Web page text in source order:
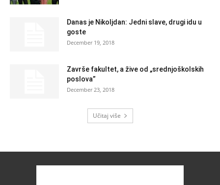
Danas je Nikoljdan: Jedni slave, drugi idu u
goste
December 19, 2018
Završe fakultet, a žive od „srednjoškolskih
poslova”
December 23, 2018
Učitaj više